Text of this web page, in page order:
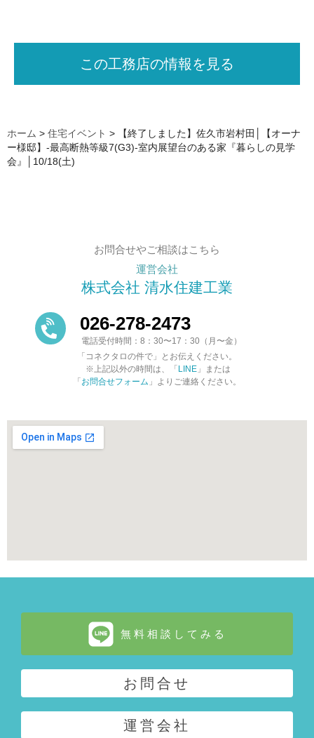
この工務店の情報を見る
ホーム > 住宅イベント >
【終了しました】佐久市岩村田│【オーナ
ー様邸】-最高断熱等級7(G3)-室内展望台のある家『暮らしの見学
会』│10/18(土)
お問合せやご相談はこちら
運営会社
株式会社 清水住建工業
026-278-2473
電話受付時間：8：30〜17：30（月〜金）
「コネクタロの件で」とお伝えください。
※上記以外の時間は、「 LINE 」または
「 お問合せフォーム 」よりご連絡ください。
無料相談してみる
お問合せ
運営会社